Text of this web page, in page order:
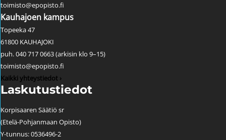
toimisto@epopisto.fi
Kauhajoen kampus
Topeeka 47
61800 KAUHAJOKI
puh. 040 717 0663 (arkisin klo 9–15)
toimisto@epopisto.fi
Kaikki yhteystiedot ›
Laskutustiedot
Korpisaaren Säätiö sr
(Etelä-Pohjanmaan Opisto)
Y-tunnus: 0536496-2